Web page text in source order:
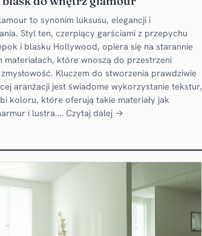
to synonim luksusu, elegancji i
Styl ten, czerpiący garściami z przepychu
i blasku Hollywood, opiera się na starannie
materiałach, które wnoszą do przestrzeni
Kluczem do stworzenia prawdziwie
aranżacji jest świadome wykorzystanie tekstur,
koloru, które oferują takie materiały jak
i lustra.… Czytaj dalej →